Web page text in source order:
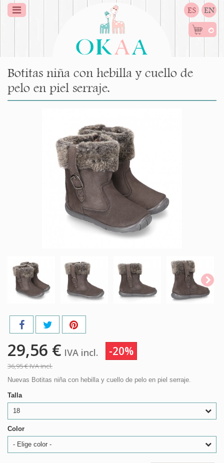
ES EN
0
Botitas niña con hebilla y cuello de
pelo en piel serraje.
29,56 € IVA incl. -20%
36,95 €IVA incl.
Nuevas Botitas niña con hebilla y cuello de pelo en piel serraje.
Talla
18
Color
- Elige color -